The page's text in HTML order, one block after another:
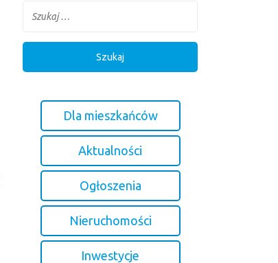
Dla mieszkańców
Aktualności
Ogłoszenia
Nieruchomości
Inwestycje